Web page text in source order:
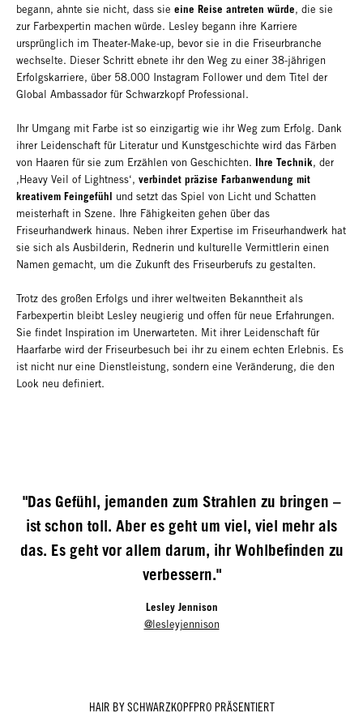
begann, ahnte sie nicht, dass sie eine Reise antreten würde, die sie
zur Farbexpertin machen würde. Lesley begann ihre Karriere
ursprünglich im Theater-Make-up, bevor sie in die Friseurbranche
wechselte. Dieser Schritt ebnete ihr den Weg zu einer 38-jährigen
Erfolgskarriere, über 58.000 Instagram Follower und dem Titel der
Global Ambassador für Schwarzkopf Professional.
Ihr Umgang mit Farbe ist so einzigartig wie ihr Weg zum Erfolg. Dank
ihrer Leidenschaft für Literatur und Kunstgeschichte wird das Färben
von Haaren für sie zum Erzählen von Geschichten. Ihre Technik, der
‚Heavy Veil of Lightness‘, verbindet präzise Farbanwendung mit
kreativem Feingefühl und setzt das Spiel von Licht und Schatten
meisterhaft in Szene. Ihre Fähigkeiten gehen über das
Friseurhandwerk hinaus. Neben ihrer Expertise im Friseurhandwerk hat
sie sich als Ausbilderin, Rednerin und kulturelle Vermittlerin einen
Namen gemacht, um die Zukunft des Friseurberufs zu gestalten.
Trotz des großen Erfolgs und ihrer weltweiten Bekanntheit als
Farbexpertin bleibt Lesley neugierig und offen für neue Erfahrungen.
Sie findet Inspiration im Unerwarteten. Mit ihrer Leidenschaft für
Haarfarbe wird der Friseurbesuch bei ihr zu einem echten Erlebnis. Es
ist nicht nur eine Dienstleistung, sondern eine Veränderung, die den
Look neu definiert.
"Das Gefühl, jemanden zum Strahlen zu bringen –
ist schon toll. Aber es geht um viel, viel mehr als
das. Es geht vor allem darum, ihr Wohlbefinden zu
verbessern."
Lesley Jennison
@lesleyjennison
HAIR BY SCHWARZKOPFPRO PRÄSENTIERT